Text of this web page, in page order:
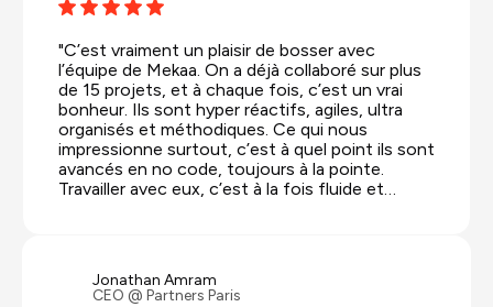
"C’est vraiment un plaisir de bosser avec
l’équipe de Mekaa. On a déjà collaboré sur plus
de 15 projets, et à chaque fois, c’est un vrai
bonheur. Ils sont hyper réactifs, agiles, ultra
organisés et méthodiques. Ce qui nous
impressionne surtout, c’est à quel point ils sont
avancés en no code, toujours à la pointe.
Travailler avec eux, c’est à la fois fluide et
Jonathan Amram
CEO @ Partners Paris